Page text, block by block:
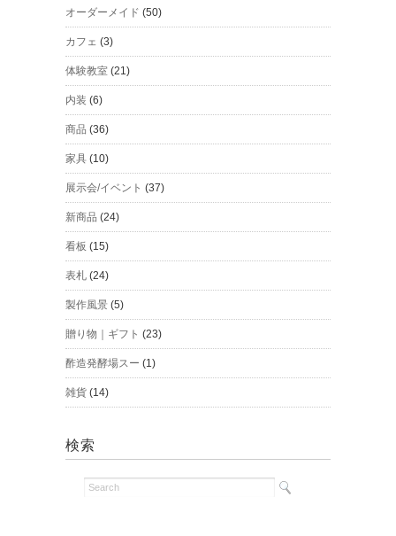
オーダーメイド (50)
カフェ (3)
体験教室 (21)
内装 (6)
商品 (36)
家具 (10)
展示会/イベント (37)
新商品 (24)
看板 (15)
表札 (24)
製作風景 (5)
贈り物｜ギフト (23)
酢造発酵場スー (1)
雑貨 (14)
検索